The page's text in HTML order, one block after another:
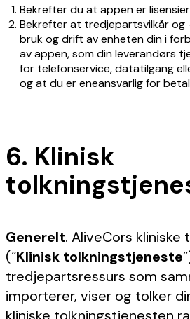
Bekrefter du at appen er
Bekrefter at tredjepartsvilkår og
bruk og drift av enheten din i
av appen, som din leverandørs
for telefonservice, datatilgang
og at du er eneansvarlig for
6. Klinisk
Generelt. AliveCors
(“Klinisk tolkningstjeneste
tredjepartsressurs som
importerer, viser og tolker